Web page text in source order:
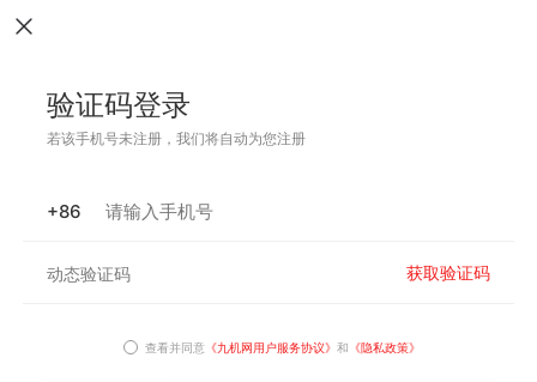
验证码登录
若该手机号未注册，我们将自动为您注册
+86
获取验证码
查看并同意 《九机网用户服务协议》 和 《隐私政策》